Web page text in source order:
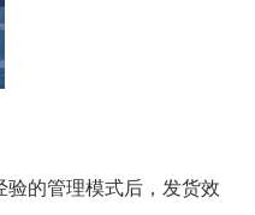
的管理模式后，发货效